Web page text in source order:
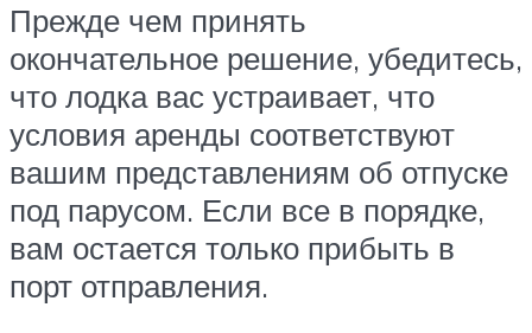
Прежде чем принять
окончательное решение, убедитесь,
что лодка вас устраивает, что
условия аренды соответствуют
вашим представлениям об отпуске
под парусом. Если все в порядке,
вам остается только прибыть в
порт отправления.